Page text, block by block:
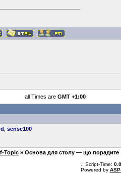
all Times are GMT +1:00
sense100
Topic » Основа для столу — що порадите
.: Script-Time:
Powered by